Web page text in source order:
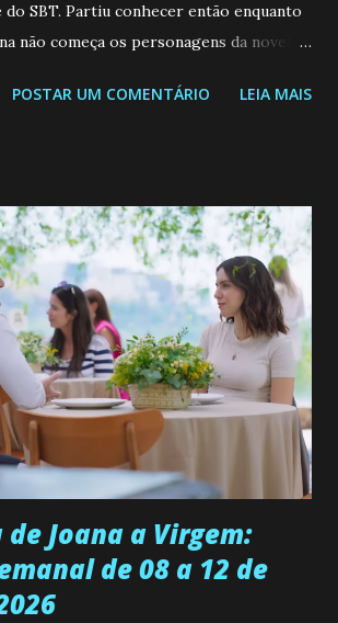
SBT. Partiu conhecer então enquanto
não começa os personagens da novela?
26 JOANA GUADALUPE (Camila
até encontrar o homem que realmente
já que dedica todas as suas energias a
estudando e se orgulhando de
da família a ingressar na
uma personalidade muito alegre, é
a idade, determinada, criativa e
injustiças e é uma ótima amiga. Pode ser
quando decide fazer algo.
ginecológico, ela é inseminada por eng...
POSTAR UM COMENTÁRIO LEIA MAIS
Joana a Virgem:
de 08 a 12 de